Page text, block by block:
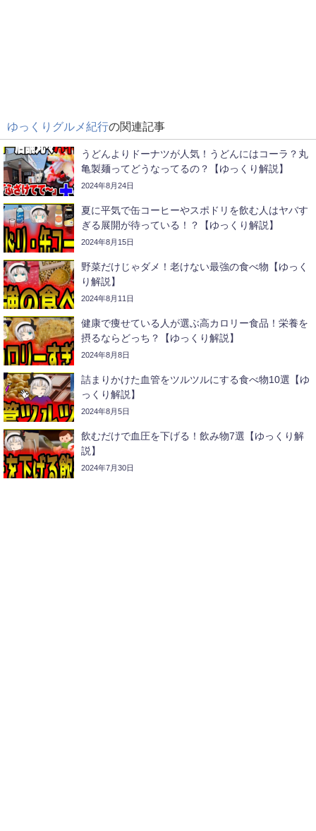
ゆっくりグルメ紀行の関連記事
うどんよりドーナツが人気！うどんにはコーラ？丸
亀製麺ってどうなってるの？【ゆっくり解説】
2024年8月24日
夏に平気で缶コーヒーやスポドリを飲む人はヤバす
ぎる展開が待っている！？【ゆっくり解説】
2024年8月15日
野菜だけじゃダメ！老けない最強の食べ物【ゆっく
り解説】
2024年8月11日
健康で痩せている人が選ぶ高カロリー食品！栄養を
摂るならどっち？【ゆっくり解説】
2024年8月8日
詰まりかけた血管をツルツルにする食べ物10選【ゆ
っくり解説】
2024年8月5日
飲むだけで血圧を下げる！飲み物7選【ゆっくり解
説】
2024年7月30日